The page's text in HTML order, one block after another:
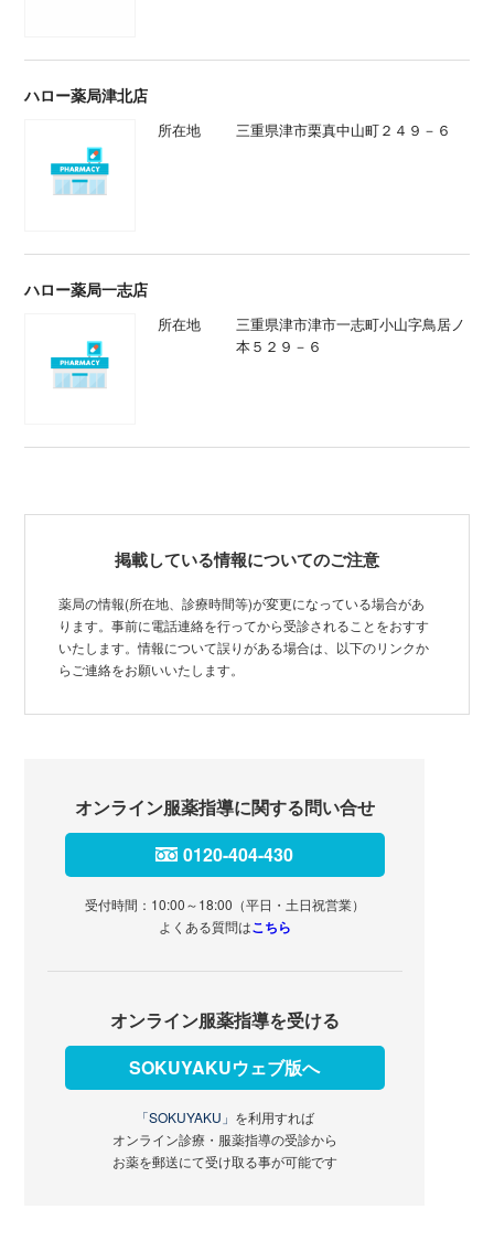
ハロー薬局津北店
所在地 三重県津市栗真中山町２４９－６
ハロー薬局一志店
所在地
三重県津市津市一志町小山字鳥居ノ
本５２９－６
掲載している情報についてのご注意
薬局の情報(所在地、診療時間等)が変更になっている場合があ
ります。事前に電話連絡を行ってから受診されることをおすす
いたします。情報について誤りがある場合は、以下のリンクか
らご連絡をお願いいたします。
オンライン服薬指導に関する問い合せ
0120-404-430
受付時間：10:00～18:00（平日・土日祝営業）
よくある質問はこちら
オンライン服薬指導を受ける
SOKUYAKUウェブ版へ
「SOKUYAKU」 を利用すれば
オンライン診療・服薬指導の受診から
お薬を郵送にて受け取る事が可能です